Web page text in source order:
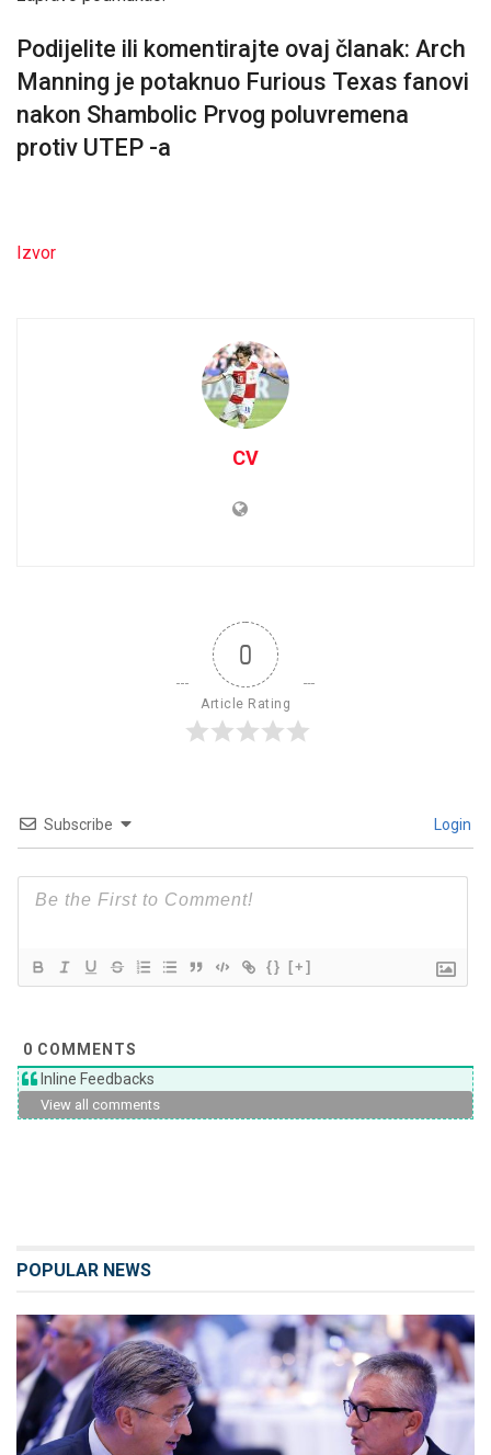
Podijelite ili komentirajte ovaj članak: Arch
Manning je potaknuo Furious Texas fanovi
nakon Shambolic Prvog poluvremena
protiv UTEP -a
Izvor
CV
0
Article Rating
Subscribe Login
{} [+]
0 COMMENTS
Inline Feedbacks
View all comments
POPULAR NEWS